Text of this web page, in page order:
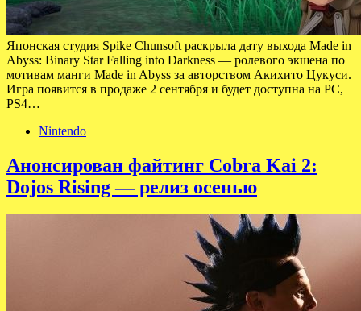
Японская студия Spike Chunsoft раскрыла дату выхода Made in
Abyss: Binary Star Falling into Darkness — ролевого экшена по
мотивам манги Made in Abyss за авторством Акихито Цукуси.
Игра появится в продаже 2 сентября и будет доступна на PC,
PS4…
Nintendo
Анонсирован файтинг Cobra Kai 2:
Dojos Rising — релиз осенью